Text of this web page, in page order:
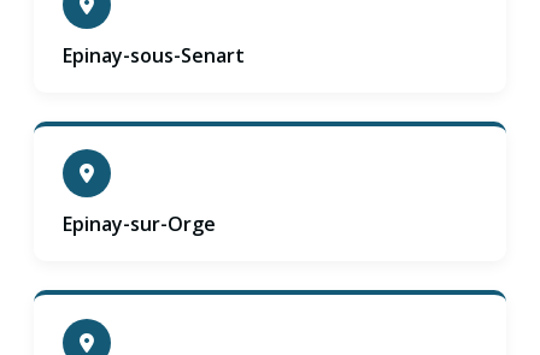
Epinay-sous-Senart
Epinay-sur-Orge